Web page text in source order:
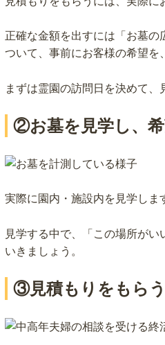
正確な金額を出すには「お墓
ついて、事前にお客様の希望を
まずは霊園の訪問日を決めて、
②お墓を見学し、
実際に園内・施設内を見学しま
見学する中で、「この場所が
いきましょう。
③見積もりをもらう